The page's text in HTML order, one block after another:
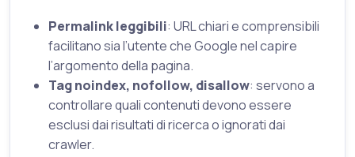
Permalink leggibili: URL chiari e comprensibili
facilitano sia l’utente che Google nel capire
l’argomento della pagina.
Tag noindex, nofollow, disallow: servono a
controllare quali contenuti devono essere
esclusi dai risultati di ricerca o ignorati dai
crawler.